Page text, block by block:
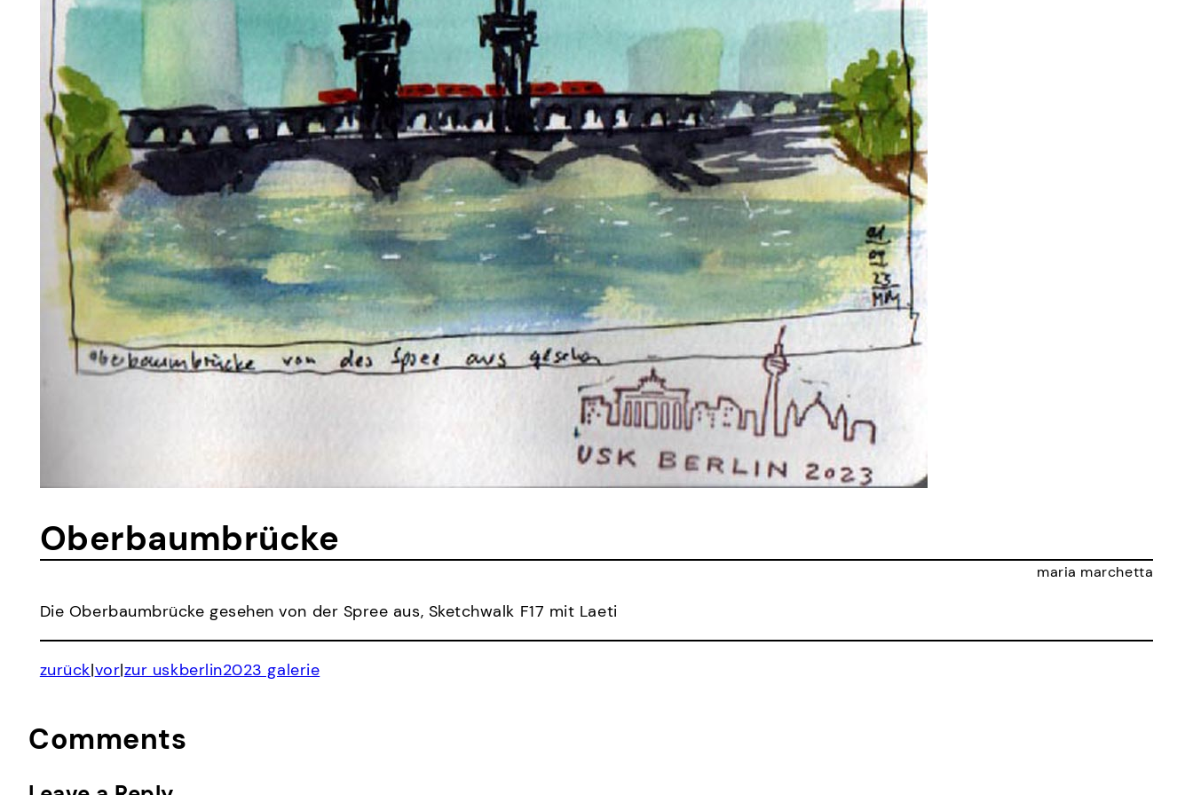
Oberbaumbrücke
maria marchetta
Die Oberbaumbrücke gesehen von der Spree aus, Sketchwalk F17 mit Laeti
zurück|vor|zur uskberlin2023 galerie
Comments